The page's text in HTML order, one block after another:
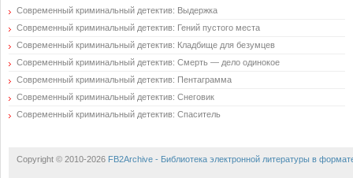
Современный криминальный детектив: Выдержка
Современный криминальный детектив: Гений пустого места
Современный криминальный детектив: Кладбище для безумцев
Современный криминальный детектив: Смерть — дело одинокое
Современный криминальный детектив: Пентаграмма
Современный криминальный детектив: Снеговик
Современный криминальный детектив: Спаситель
Copyright © 2010-2026 FB2Archive - Библиотека электронной литературы в